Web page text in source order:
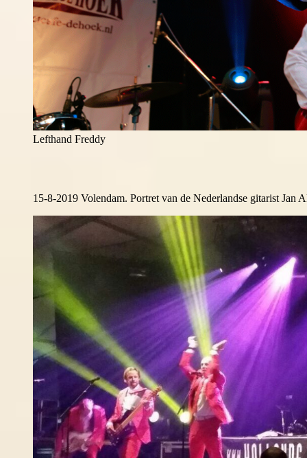
Lefthand Freddy
15-8-2019 Volendam. Portret van de Nederlandse gitarist Jan